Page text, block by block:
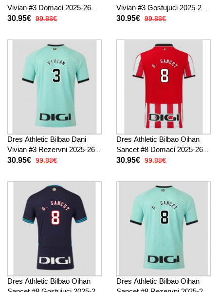
Vivian #3 Domaci 2025-26
Kratak Rukav
30.95€ 99.88€
Vivian #3 Gostujuci 2025-26
Kratak Rukav
30.95€ 99.88€
Dres Athletic Bilbao Dani
Vivian #3 Rezervni 2025-26
Kratak Rukav
30.95€ 99.88€
Dres Athletic Bilbao Oihan
Sancet #8 Domaci 2025-26
Kratak Rukav
30.95€ 99.88€
Dres Athletic Bilbao Oihan
Dres Athletic Bilbao Oihan